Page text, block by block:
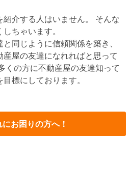
介する人はいません。 そんな
ちゃいます。
同じように信頼関係を築き、
屋の友達になれればと思って
くの方に不動産屋の友達知って
標にしております。
お困りの方へ！